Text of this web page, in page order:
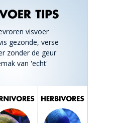
visvoer
gezonde, verse
zonder de geur
van 'echt'